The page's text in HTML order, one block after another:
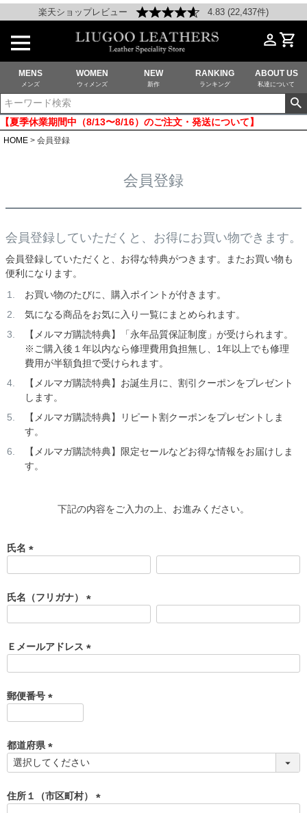
楽天ショップレビュー 4.83 (22,437件)
MENS
メンズ
WOMEN
ウィメンズ
NEW
新作
RANKING
ランキング
ABOUT US
私達について
【夏季休業期間中（8/13〜8/16）のご注文・発送について】
HOME 会員登録
会員登録
会員登録していただくと、お得にお買い物できます。
会員登録していただくと、お得な特典がつきます。またお買い物も
便利になります。
お買い物のたびに、購入ポイントが付きます。
気になる商品をお気に入り一覧にまとめられます。
【メルマガ購読特典】「永年品質保証制度」が受けられます。
※ご購入後１年以内なら修理費用負担無し、1年以上でも修理
費用が半額負担で受けられます。
【メルマガ購読特典】お誕生月に、割引クーポンをプレゼント
します。
【メルマガ購読特典】リピート割クーポンをプレゼントしま
す。
【メルマガ購読特典】限定セールなどお得な情報をお届けしま
す。
下記の内容をご入力の上、お進みください。
氏名
須
)
氏名（フリガナ）
須
)
Ｅメールアドレス
郵便番号
須
)
都道府県
(
須
)
住所１（市区町村）